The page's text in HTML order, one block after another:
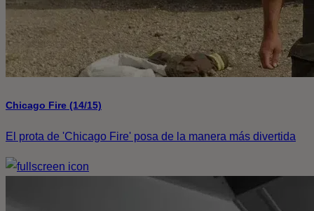
Chicago Fire (14/15)
El prota de 'Chicago Fire' posa de la manera más divertida